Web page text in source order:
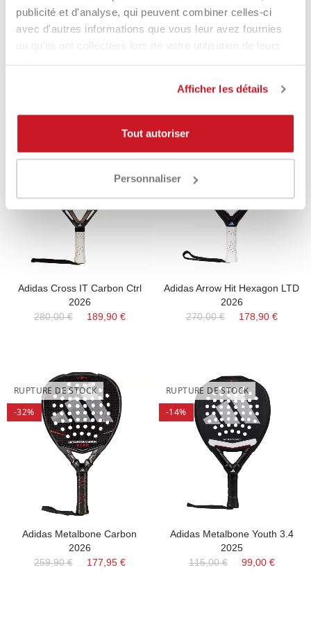
publicité et d'analyse, qui peuvent combiner celles-ci
avec d'autres informations que vous leur avez fournies
ou qu'ils ont collectées lors de votre utilisation de leurs
Afficher les détails
Tout autoriser
Personnaliser
Adidas Cross IT 3.4
Adidas Cross It Light 2026
Adidas Cross IT Carbon Ctrl
2026
280,00 €
189,90 €
Adidas Arrow Hit Hexagon LTD
2026
270,00 €
178,90 €
RUPTURE DE STOCK
-32%
Adidas Metalbone Carbon
2026
259,90 €
177,95 €
RUPTURE DE STOCK
-14%
Adidas Metalbone Youth 3.4
2025
115,00 €
99,00 €